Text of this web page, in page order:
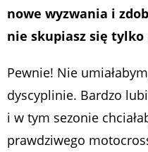
nowe wyzwania i
nie skupiasz się
Pewnie! Nie
dyscyplinie. Bardzo
i w tym sezonie
prawdziwego